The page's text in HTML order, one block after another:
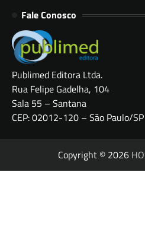
Fale Conosco
Publimed Editora Ltda.
Rua Felipe Gadelha, 104
Sala 55 – Santana
CEP: 02012-120 – São Paulo/SP
Copyright © 2026